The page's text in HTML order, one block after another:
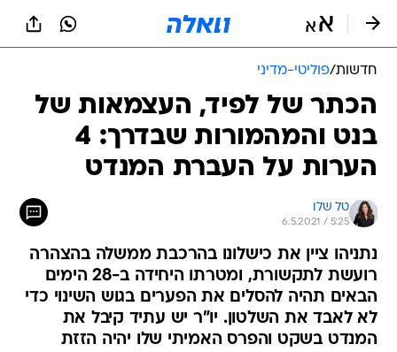
חדשות/פוליטי-מדיני
הכתר של לפיד, העצמאות של
בנט והמהמורות שבדרך: 4
הערות על העברת המנדט
טל שלו
6.5.2021 / 5:25
נתניהו ציין את כישלונו בהרכבת ממשלה בהצהרה
רועשת לתקשורת, ומטרתו היחידה ב-28 הימים
הבאים תהיה להסלים את הפערים בגוש השינוי כדי
לא לאבד את השלטון. יו"ר יש עתיד קיבל את
המנדט בשקט והפרס האמיתי שלו יהיה הזזת